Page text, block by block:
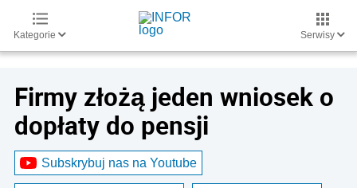
Kategorie Serwisy
Firmy złożą jeden wniosek o
dopłaty do pensji
Subskrybuj nas na Youtube